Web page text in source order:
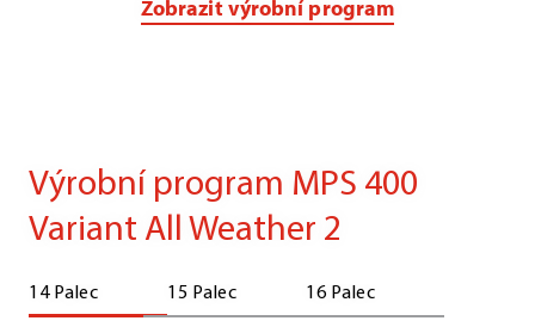
Zobrazit výrobní program
Výrobní program MPS 400
Variant All Weather 2
14 Palec 15 Palec 16 Palec